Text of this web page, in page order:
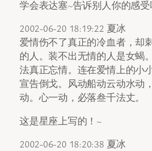
学会表达塞~告诉别人你的感
2002-06-20 18:19:22 夏冰
爱情伤不了真正的冷血者，却
的人。装不出无情的人是女蝎
法真正忘情。连在爱情上的小
宣告倒戈。风动船动云动水动
动。心一动，必落叁千法丈。
这是星座上写的！~
2002-06-20 18:20:38 夏冰